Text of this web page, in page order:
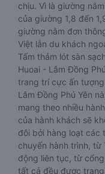
chịu. Vì là giường
của giường 1,8 đến
giường nằm đơn
Việt lẫn du khách
Tấm thảm lót sàn
Huoai - Lâm Đồng
trang trí cực ấn
Lâm Đồng Phú Yên
mang theo nhiều
của hành khách sẽ
đôi bởi hàng loạt các
chuyến hành trình, từ
động liên tục, từ
tất cả đều được